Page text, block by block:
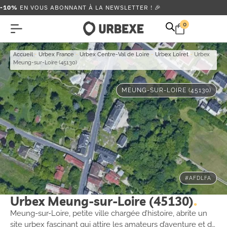
-10% EN VOUS ABONNANT À LA NEWSLETTER ! 🎉
0
Accueil- Urbex France - Urbex Centre-Val de Loire - Urbex Loiret - Urbex
Meung-sur-Loire (45130)
MEUNG-SUR-LOIRE (45130)
#AFDLFA
Urbex Meung-sur-Loire (45130)
Meung-sur-Loire, petite ville chargée d’histoire, abrite un
site urbex fascinant qui attire les amateurs d’aventure et de